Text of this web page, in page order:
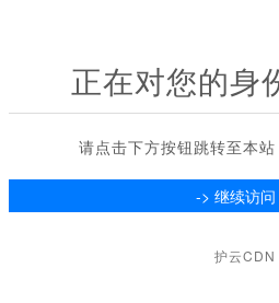
正在对您的身
请点击下方按钮跳转至本
护云CDN